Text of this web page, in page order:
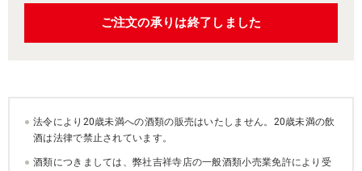
ご注文の承りは終了しました
法令により20歳未満への酒類の販売はいたしません。20歳未満の飲
酒は法律で禁止されています。
酒類につきましては、弊社吉祥寺店の一般酒類小売業免許により受